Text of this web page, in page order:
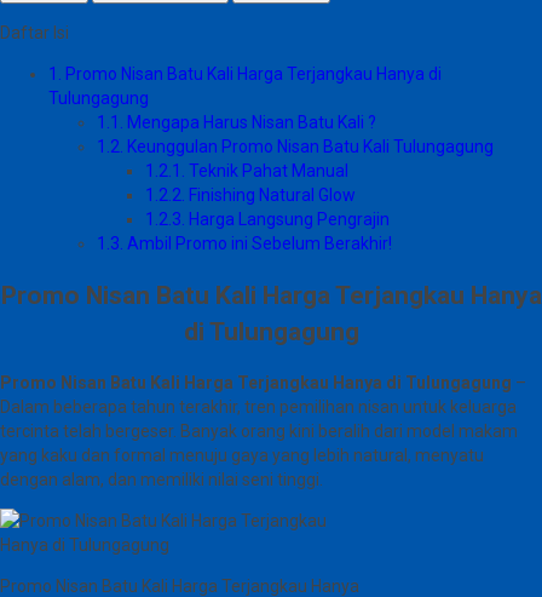
Daftar Isi
1. Promo Nisan Batu Kali Harga Terjangkau Hanya di
Tulungagung
1.1. Mengapa Harus Nisan Batu Kali ?
1.2. Keunggulan Promo Nisan Batu Kali Tulungagung
1.2.1. Teknik Pahat Manual
1.2.2. Finishing Natural Glow
1.2.3. Harga Langsung Pengrajin
1.3. Ambil Promo ini Sebelum Berakhir!
Promo Nisan Batu Kali Harga Terjangkau Hanya
di Tulungagung
Promo Nisan Batu Kali Harga Terjangkau Hanya di Tulungagung –
Dalam beberapa tahun terakhir, tren pemilihan nisan untuk keluarga
tercinta telah bergeser. Banyak orang kini beralih dari model makam
yang kaku dan formal menuju gaya yang lebih natural, menyatu
dengan alam, dan memiliki nilai seni tinggi.
Promo Nisan Batu Kali Harga Terjangkau Hanya